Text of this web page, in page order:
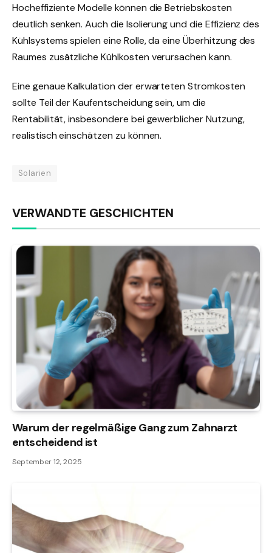
Hocheffiziente Modelle können die Betriebskosten
deutlich senken. Auch die Isolierung und die Effizienz des
Kühlsystems spielen eine Rolle, da eine Überhitzung des
Raumes zusätzliche Kühlkosten verursachen kann.
Eine genaue Kalkulation der erwarteten Stromkosten
sollte Teil der Kaufentscheidung sein, um die
Rentabilität, insbesondere bei gewerblicher Nutzung,
realistisch einschätzen zu können.
Solarien
VERWANDTE GESCHICHTEN
Warum der regelmäßige Gang zum Zahnarzt
entscheidend ist
September 12, 2025